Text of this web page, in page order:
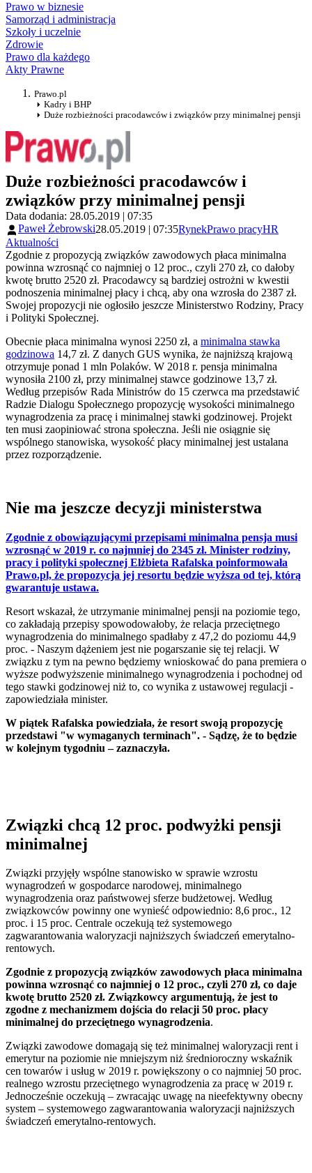
Prawo w biznesie
Samorząd i administracja
Szkoły i uczelnie
Zdrowie
Prawo dla każdego
Akty Prawne
Prawo.pl
Kadry i BHP
Duże rozbieżności pracodawców i związków przy minimalnej pensji
Duże rozbieżności pracodawców i
związków przy minimalnej pensji
Data dodania: 28.05.2019 | 07:35
Paweł Żebrowski28.05.2019 | 07:35RynekPrawo pracyHR
Aktualności
Zgodnie z propozycją związków zawodowych płaca minimalna
powinna wzrosnąć co najmniej o 12 proc., czyli 270 zł, co dałoby
kwotę brutto 2520 zł. Pracodawcy są bardziej ostrożni w kwestii
podnoszenia minimalnej płacy i chcą, aby ona wzrosła do 2387 zł.
Swojej propozycji nie ogłosiło jeszcze Ministerstwo Rodziny, Pracy
i Polityki Społecznej.
Obecnie płaca minimalna wynosi 2250 zł, a minimalna stawka
godzinowa 14,7 zł. Z danych GUS wynika, że najniższą krajową
otrzymuje ponad 1 mln Polaków. W 2018 r. pensja minimalna
wynosiła 2100 zł, przy minimalnej stawce godzinowe 13,7 zł.
Według przepisów Rada Ministrów do 15 czerwca ma przedstawić
Radzie Dialogu Społecznego propozycję wysokości minimalnego
wynagrodzenia za pracę i minimalnej stawki godzinowej. Projekt
ten musi zaopiniować strona społeczna. Jeśli nie osiągnie się
wspólnego stanowiska, wysokość płacy minimalnej jest ustalana
przez rozporządzenie.
Nie ma jeszcze decyzji ministerstwa
Zgodnie z obowiązującymi przepisami minimalna pensja musi
wzrosnąć w 2019 r. co najmniej do 2345 zł. Minister rodziny,
pracy i polityki społecznej Elżbieta Rafalska poinformowała
Prawo.pl, że propozycja jej resortu będzie wyższa od tej, którą
gwarantuje ustawa.
Resort wskazał, że utrzymanie minimalnej pensji na poziomie tego,
co zakładają przepisy spowodowałoby, że relacja przeciętnego
wynagrodzenia do minimalnego spadłaby z 47,2 do poziomu 44,9
proc. - Naszym dążeniem jest nie pogarszanie się tej relacji. W
związku z tym na pewno będziemy wnioskować do pana premiera o
wyższe podwyższenie minimalnego wynagrodzenia i pochodnej od
tego stawki godzinowej niż to, co wynika z ustawowej regulacji -
zapowiedziała minister.
W piątek Rafalska powiedziała, że resort swoją propozycję
przedstawi "w wymaganych terminach". - Sądzę, że to będzie
w kolejnym tygodniu – zaznaczyła.
Związki chcą 12 proc. podwyżki pensji
minimalnej
Związki przyjęły wspólne stanowisko w sprawie wzrostu
wynagrodzeń w gospodarce narodowej, minimalnego
wynagrodzenia oraz państwowej sferze budżetowej. Według
związkowców powinny one wynieść odpowiednio: 8,6 proc., 12
proc. i 15 proc. Centrale oczekują też systemowego
zagwarantowania waloryzacji najniższych świadczeń emerytalno-
rentowych.
Zgodnie z propozycją związków zawodowych płaca minimalna
powinna wzrosnąć co najmniej o 12 proc., czyli 270 zł, co daje
kwotę brutto 2520 zł. Związkowcy argumentują, że jest to
zgodne z mechanizmem dojścia do relacji 50 proc. płacy
minimalnej do przeciętnego wynagrodzenia.
Związki zawodowe domagają się też minimalnej waloryzacji rent i
emerytur na poziomie nie mniejszym niż średnioroczny wskaźnik
cen towarów i usług w 2019 r. powiększony o co najmniej 50 proc.
realnego wzrostu przeciętnego wynagrodzenia za pracę w 2019 r.
Jednocześnie oczekują – zwracając uwagę na nieefektywny obecny
system – systemowego zagwarantowania waloryzacji najniższych
świadczeń emerytalno-rentowych.